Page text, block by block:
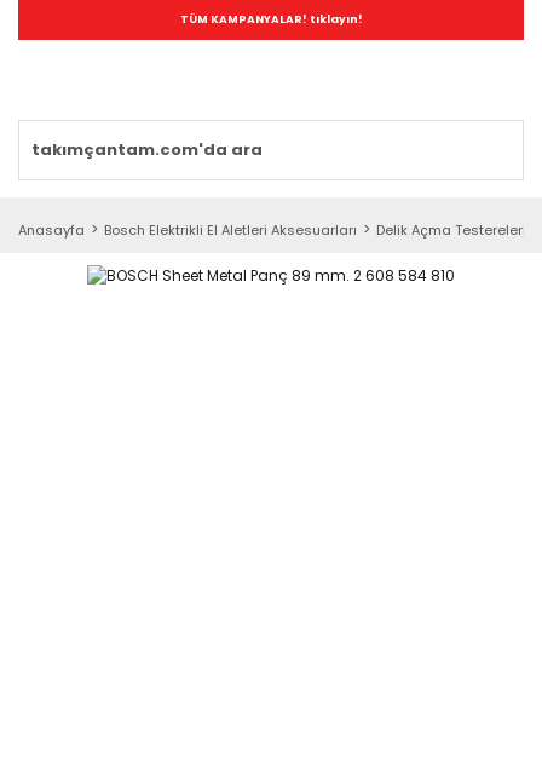
TÜM KAMPANYALAR! tıklayın!
Anasayfa Bosch Elektrikli El Aletleri Aksesuarları Delik Açma Testereleri